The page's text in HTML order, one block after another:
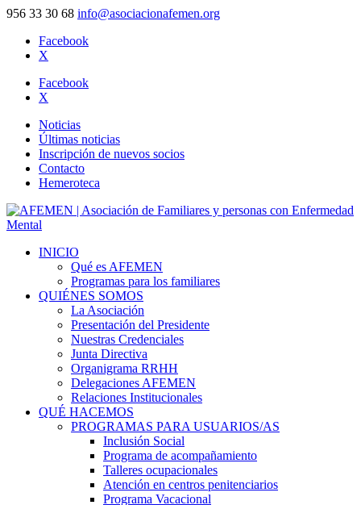
956 33 30 68 info@asociacionafemen.org
Facebook
X
Facebook
X
Noticias
Últimas noticias
Inscripción de nuevos socios
Contacto
Hemeroteca
INICIO
Qué es AFEMEN
Programas para los familiares
QUIÉNES SOMOS
La Asociación
Presentación del Presidente
Nuestras Credenciales
Junta Directiva
Organigrama RRHH
Delegaciones AFEMEN
Relaciones Institucionales
QUÉ HACEMOS
PROGRAMAS PARA USUARIOS/AS
Inclusión Social
Programa de acompañamiento
Talleres ocupacionales
Atención en centros penitenciarios
Programa Vacacional